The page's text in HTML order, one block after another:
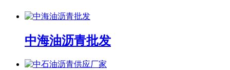
中海油沥青批发